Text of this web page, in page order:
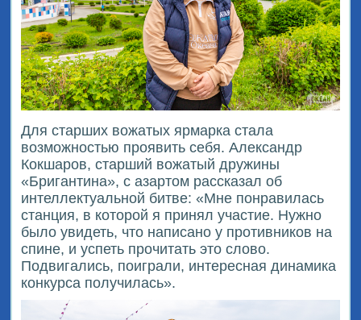
Для старших вожатых ярмарка стала
возможностью проявить себя. Александр
Кокшаров, старший вожатый дружины
«Бригантина», с азартом рассказал об
интеллектуальной битве: «Мне понравилась
станция, в которой я принял участие. Нужно
было увидеть, что написано у противников на
спине, и успеть прочитать это слово.
Подвигались, поиграли, интересная динамика
конкурса получилась».